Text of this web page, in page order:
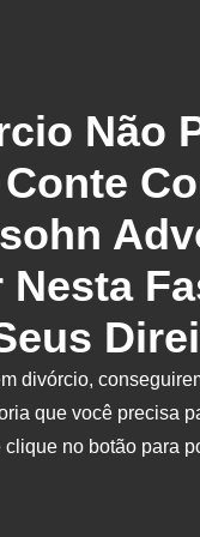
Não
Nesta
divórcio,
que você precisa
clique no botão para